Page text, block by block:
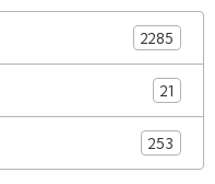
2285
21
253